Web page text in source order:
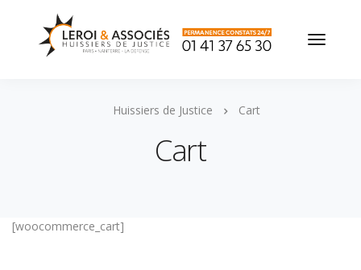
Huissiers de Justice Cart
Cart
[woocommerce_cart]